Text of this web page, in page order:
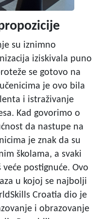
su iznimno
iziskivala puno
se gotovo na
je ovo bila
i istraživanje
Kad govorimo o
da nastupe na
je znak da su
školama, a svaki
postignuće. Ovo
u kojoj se najbolji
Croatia dio je
i obrazovanje